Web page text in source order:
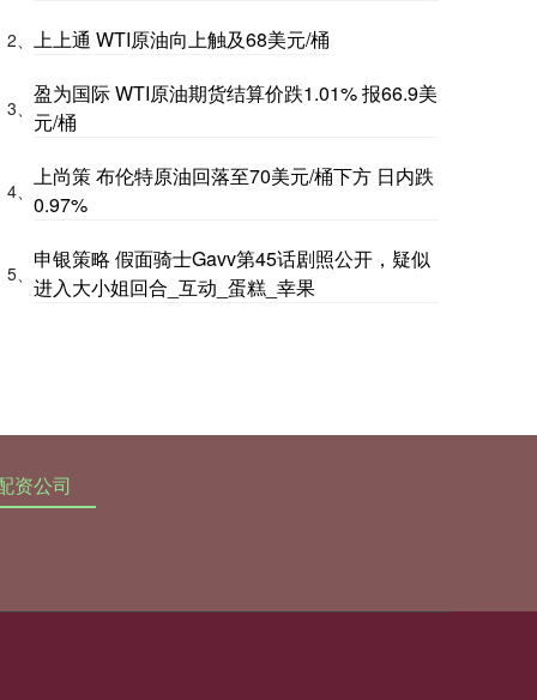
2、 上上通 WTI原油向上触及68美元/桶
3、
盈为国际 WTI原油期货结算价跌1.01% 报66.9美
元/桶
4、
上尚策 布伦特原油回落至70美元/桶下方 日内跌
0.97%
5、
申银策略 假面骑士Gavv第45话剧照公开，疑似
进入大小姐回合_互动_蛋糕_幸果
资公司